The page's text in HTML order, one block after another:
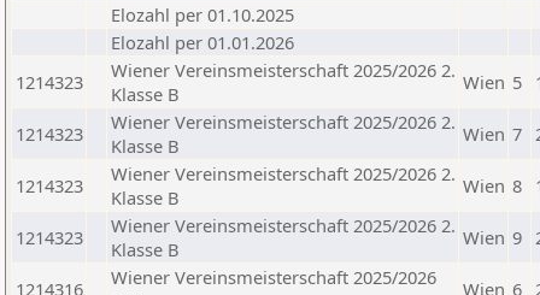
Elozahl per 01.10.2025
Elozahl per 01.01.2026
1214323
Wiener Vereinsmeisterschaft 2025/2026 2.
Klasse B
Wien 5
1214323
Wiener Vereinsmeisterschaft 2025/2026 2.
Klasse B
Wien 7
1214323
Wiener Vereinsmeisterschaft 2025/2026 2.
Klasse B
Wien 8
1214323
Wiener Vereinsmeisterschaft 2025/2026 2.
Klasse B
Wien 9
1214316
Wiener Vereinsmeisterschaft 2025/2026
Wien 6